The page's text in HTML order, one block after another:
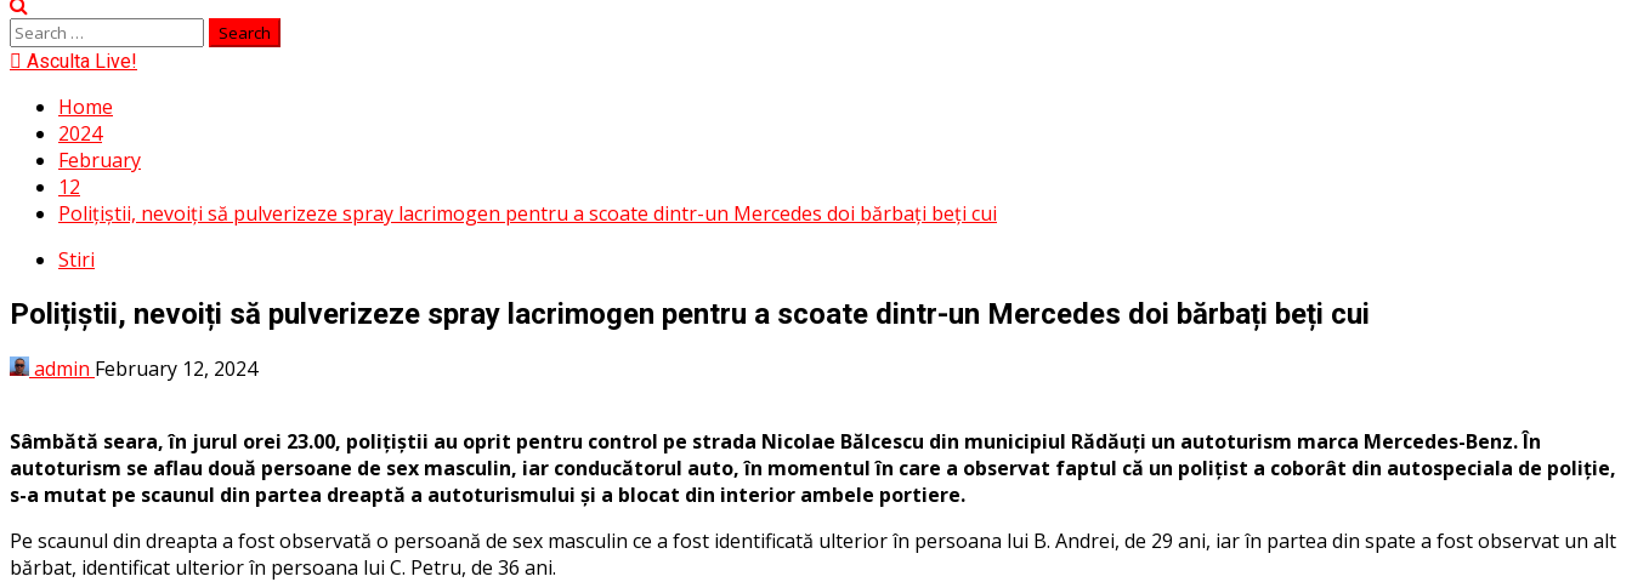
Menu
Search
for:Asculta Live!
Home
2024
February
12
Polițiștii, nevoiți să pulverizeze spray lacrimogen pentru a scoate dintr-un Mercedes doi bărbați beți cui
Stiri
Polițiștii, nevoiți să pulverizeze spray lacrimogen pentru a scoate dintr-un Mercedes doi bărbați beți cui
admin February 12, 2024
Sâmbătă seara, în jurul orei 23.00, polițiștii au oprit pentru control pe strada Nicolae Bălcescu din municipiul Rădăuți un autoturism marca Mercedes-Benz. În
autoturism se aflau două persoane de sex masculin, iar conducătorul auto, în momentul în care a observat faptul că un polițist a coborât din autospeciala de poliție,
s-a mutat pe scaunul din partea dreaptă a autoturismului și a blocat din interior ambele portiere.
Pe scaunul din dreapta a fost observată o persoană de sex masculin ce a fost identificată ulterior în persoana lui B. Andrei, de 29 ani, iar în partea din spate a fost observat un alt
bărbat, identificat ulterior în persoana lui C. Petru, de 36 ani.